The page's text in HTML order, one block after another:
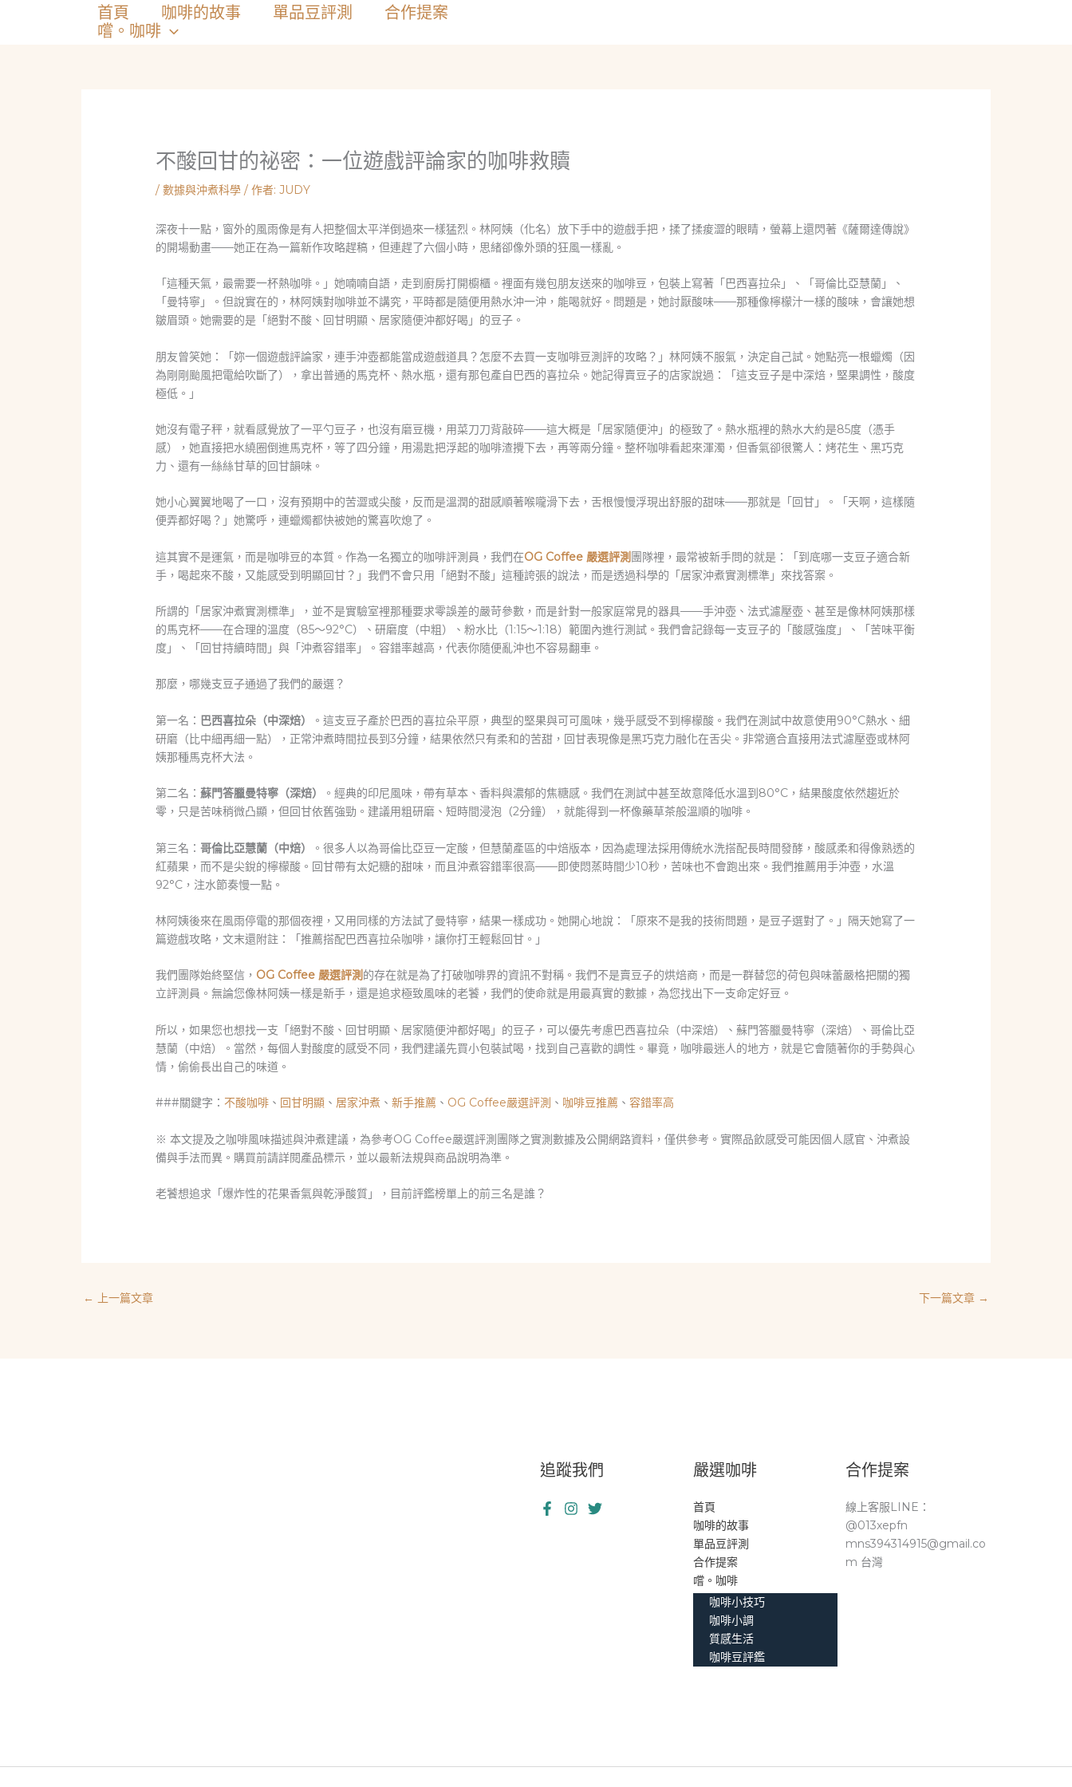
首頁 咖啡的故事 單品豆評測
合作提案
嚐。咖啡
不酸回甘的祕密：一位遊戲評論家的咖啡救贖
/數據與沖煮科學 / 作者:JUDY
深夜十一點，窗外的風雨像是有人把整個太平洋倒過來一樣猛烈。林阿姨（化名）放下手中的遊戲手把，揉了揉痠澀的眼睛，螢幕上還閃著《薩爾達傳說》
的開場動畫——她正在為一篇新作攻略趕稿，但連趕了六個小時，思緒卻像外頭的狂風一樣亂。
「這種天氣，最需要一杯熱咖啡。」她喃喃自語，走到廚房打開櫥櫃。裡面有幾包朋友送來的咖啡豆，包裝上寫著「巴西喜拉朵」、「哥倫比亞慧蘭」、
「曼特寧」。但說實在的，林阿姨對咖啡並不講究，平時都是隨便用熱水沖一沖，能喝就好。問題是，她討厭酸味——那種像檸檬汁一樣的酸味，會讓她想
皺眉頭。她需要的是「絕對不酸、回甘明顯、居家隨便沖都好喝」的豆子。
朋友曾笑她：「妳一個遊戲評論家，連手沖壺都能當成遊戲道具？怎麼不去買一支咖啡豆測評的攻略？」林阿姨不服氣，決定自己試。她點亮一根蠟燭（因
為剛剛颱風把電給吹斷了），拿出普通的馬克杯、熱水瓶，還有那包產自巴西的喜拉朵。她記得賣豆子的店家說過：「這支豆子是中深焙，堅果調性，酸度
極低。」
她沒有電子秤，就看感覺放了一平勺豆子，也沒有磨豆機，用菜刀刀背敲碎——這大概是「居家隨便沖」的極致了。熱水瓶裡的熱水大約是85度（憑手
感），她直接把水繞圈倒進馬克杯，等了四分鐘，用湯匙把浮起的咖啡渣攪下去，再等兩分鐘。整杯咖啡看起來渾濁，但香氣卻很驚人：烤花生、黑巧克
力、還有一絲絲甘草的回甘韻味。
她小心翼翼地喝了一口，沒有預期中的苦澀或尖酸，反而是溫潤的甜感順著喉嚨滑下去，舌根慢慢浮現出舒服的甜味——那就是「回甘」。「天啊，這樣隨
便弄都好喝？」她驚呼，連蠟燭都快被她的驚喜吹熄了。
這其實不是運氣，而是咖啡豆的本質。作為一名獨立的咖啡評測員，我們在OG Coffee 嚴選評測 團隊裡，最常被新手問的就是：「到底哪一支豆子適合新
手，喝起來不酸，又能感受到明顯回甘？」我們不會只用「絕對不酸」這種誇張的說法，而是透過科學的「居家沖煮實測標準」來找答案。
所謂的「居家沖煮實測標準」，並不是實驗室裡那種要求零誤差的嚴苛參數，而是針對一般家庭常見的器具——手沖壺、法式濾壓壺、甚至是像林阿姨那樣
的馬克杯——在合理的溫度（85～92°C）、研磨度（中粗）、粉水比（1:15～1:18）範圍內進行測試。我們會記錄每一支豆子的「酸感強度」、「苦味平衡
度」、「回甘持續時間」與「沖煮容錯率」。容錯率越高，代表你隨便亂沖也不容易翻車。
那麼，哪幾支豆子通過了我們的嚴選？
第一名： 巴西喜拉朵（中深焙）
。這支豆子產於巴西的喜拉朵平原，典型的堅果與可可風味，幾乎感受不到檸檬酸。我們在測試中故意使用90°C熱水、細
研磨（比中細再細一點），正常沖煮時間拉長到3分鐘，結果依然只有柔和的苦甜，回甘表現像是黑巧克力融化在舌尖。非常適合直接用法式濾壓壺或林阿
姨那種馬克杯大法。
第二名：蘇門答臘曼特寧（深焙）
。經典的印尼風味，帶有草本、香料與濃郁的焦糖感。我們在測試中甚至故意降低水溫到80°C，結果酸度依然趨近於
零，只是苦味稍微凸顯，但回甘依舊強勁。建議用粗研磨、短時間浸泡（2分鐘），就能得到一杯像藥草茶般溫順的咖啡。
第三名：哥倫比亞慧蘭（中焙）
。很多人以為哥倫比亞豆一定酸，但慧蘭產區的中焙版本，因為處理法採用傳統水洗搭配長時間發酵，酸感柔和得像熟透的
紅蘋果，而不是尖銳的檸檬酸。回甘帶有太妃糖的甜味，而且沖煮容錯率很高——即使悶蒸時間少10秒，苦味也不會跑出來。我們推薦用手沖壺，水溫
92°C，注水節奏慢一點。
林阿姨後來在風雨停電的那個夜裡，又用同樣的方法試了曼特寧，結果一樣成功。她開心地說：「原來不是我的技術問題，是豆子選對了。」隔天她寫了一
篇遊戲攻略，文末還附註：「推薦搭配巴西喜拉朵咖啡，讓你打王輕鬆回甘。」
我們團隊始終堅信， OG Coffee 嚴選評測 的存在就是為了打破咖啡界的資訊不對稱。我們不是賣豆子的烘焙商，而是一群替您的荷包與味蕾嚴格把關的獨
立評測員。無論您像林阿姨一樣是新手，還是追求極致風味的老饕，我們的使命就是用最真實的數據，為您找出下一支命定好豆。
所以，如果您也想找一支「絕對不酸、回甘明顯、居家隨便沖都好喝」的豆子，可以優先考慮巴西喜拉朵（中深焙）、蘇門答臘曼特寧（深焙）、哥倫比亞
慧蘭（中焙）。當然，每個人對酸度的感受不同，我們建議先買小包裝試喝，找到自己喜歡的調性。畢竟，咖啡最迷人的地方，就是它會隨著你的手勢與心
情，偷偷長出自己的味道。
###關鍵字： 不酸咖啡 、 回甘明顯 、 居家沖煮 、新手推薦 、 OG Coffee嚴選評測 、 咖啡豆推薦 、容錯率高
※ 本文提及之咖啡風味描述與沖煮建議，為參考OG Coffee嚴選評測團隊之實測數據及公開網路資料，僅供參考。實際品飲感受可能因個人感官、沖煮設
備與手法而異。購買前請詳閱產品標示，並以最新法規與商品說明為準。
老饕想追求「爆炸性的花果香氣與乾淨酸質」，目前評鑑榜單上的前三名是誰？
← 上一篇文章 下一篇文章 →
追蹤我們 嚴選咖啡
首頁
咖啡的故事
單品豆評測
合作提案
嚐。咖啡
咖啡小技巧
咖啡小調
質感生活
咖啡豆評鑑
合作提案
線上客服LINE：
@013xepfn
mns394314915@gmail.co
m 台灣